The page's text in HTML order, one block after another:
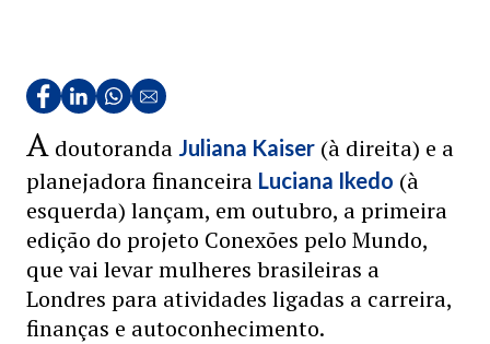
A doutoranda Juliana Kaiser (à direita) e a
planejadora financeira Luciana Ikedo (à
esquerda) lançam, em outubro, a primeira
edição do projeto Conexões pelo Mundo,
que vai levar mulheres brasileiras a
Londres para atividades ligadas a carreira,
finanças e autoconhecimento.